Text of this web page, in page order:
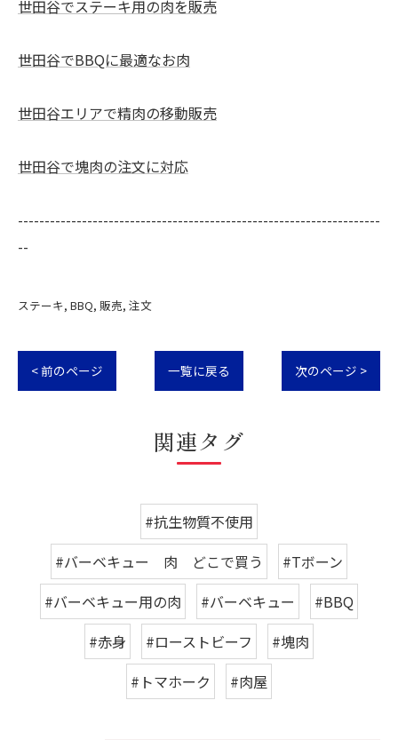
世田谷でステーキ用の肉を販売
世田谷でBBQに最適なお肉
世田谷エリアで精肉の移動販売
世田谷で塊肉の注文に対応
--------------------------------------------------------------------
--
ステーキ BBQ 販売 注文
< 前のページ 一覧に戻る 次のページ >
関連タグ
#抗生物質不使用
#バーベキュー 肉 どこで買う
#Tボーン
#バーベキュー用の肉
#バーベキュー
#BBQ
#赤身
#ローストビーフ
#塊肉
#トマホーク
#肉屋